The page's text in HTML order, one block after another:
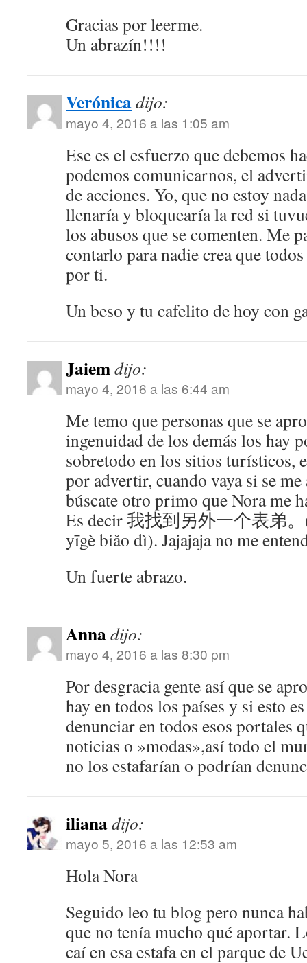
Gracias por leerme.
Un abrazín!!!!
Verónicadijo:
mayo 4, 2016 a las 1:05 am
Ese es el esfuerzo que debemos
podemos comunicarnos, el
de acciones. Yo, que no estoy
llenaría y bloquearía la red si
los abusos que se comenten. Me
contarlo para nadie crea que
por ti.
Un beso y tu cafelito de hoy con
Jaiemdijo:
mayo 4, 2016 a las 6:44 am
Me temo que personas que se
ingenuidad de los demás los hay
sobretodo en los sitios turísticos,
por advertir, cuando vaya si se
búscate otro primo que Nora me
Es decir 我找到另外一个表弟。
yīgè biǎo dì). Jajajaja no me
Un fuerte abrazo.
Annadijo:
mayo 4, 2016 a las 8:30 pm
Por desgracia gente así que se
hay en todos los países y si esto
denunciar en todos esos portales
noticias o »modas»,así todo el
no los estafarían o podrían
ilianadijo:
mayo 5, 2016 a las 12:53 am
Hola Nora
Seguido leo tu blog pero nunca
que no tenía mucho qué aportar.
caí en esa estafa en el parque de